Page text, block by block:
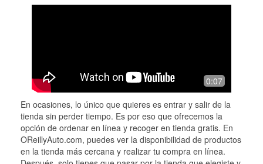
0:07
En ocasiones, lo único que quieres es entrar y salir de la
tienda sin perder tiempo. Es por eso que ofrecemos la
opción de ordenar en línea y recoger en tienda gratis. En
OReillyAuto.com, puedes ver la disponibilidad de productos
en la tienda más cercana y realizar tu compra en línea.